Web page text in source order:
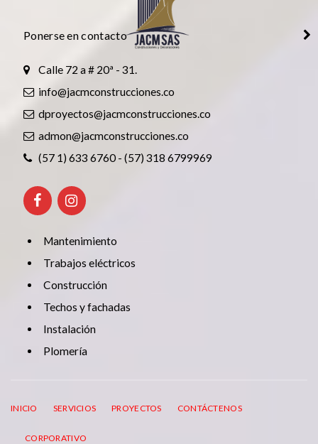
Ponerse en contacto
Calle 72 a # 20ª - 31.
info@jacmconstrucciones.co
dproyectos@jacmconstrucciones.co
admon@jacmconstrucciones.co
(57 1) 633 6760 - (57) 318 6799969
Mantenimiento
Trabajos eléctricos
Construcción
Techos y fachadas
Instalación
Plomería
INICIO SERVICIOS PROYECTOS CONTÁCTENOS
CORPORATIVO